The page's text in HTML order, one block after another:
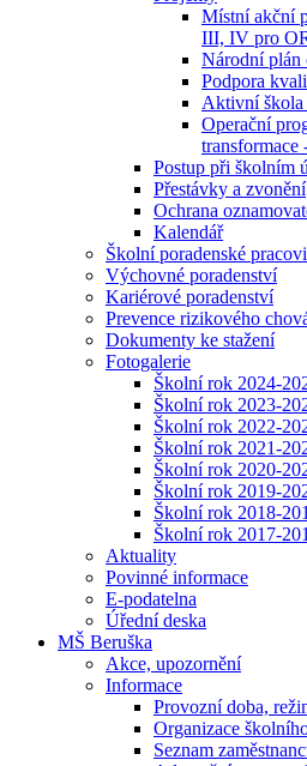
Místní akční
III, IV pro
Národní plán
Podpora
Aktivní
Operační
transformace
Postup při školním
Přestávky a zvonění
Ochrana
Kalendář
Školní poradenské
Výchovné poradenství
Kariérové poradenství
Prevence rizikového
Dokumenty ke stažení
Fotogalerie
Školní rok 2024-
Školní rok 2023-
Školní rok 2022-
Školní rok 2021-
Školní rok 2020-
Školní rok 2019-
Školní rok 2018-
Školní rok 2017-
Aktuality
Povinné informace
E-podatelna
Úřední deska
MŠ Beruška
Akce, upozornění
Informace
Provozní doba,
Organizace
Seznam